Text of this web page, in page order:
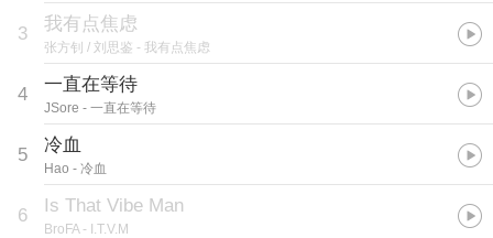
3 我有点焦虑
张方钊 / 刘思鉴 - 我有点焦虑
4 一直在等待
JSore - 一直在等待
5 冷血
Hao - 冷血
6 Is That Vibe Man
BroFA- I.T.V.M